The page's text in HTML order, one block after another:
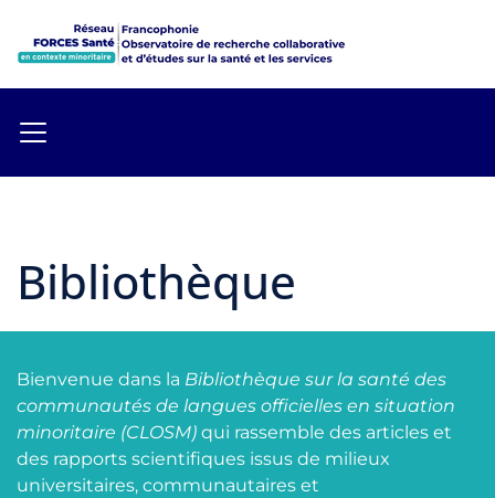
Bibliothèque
Bienvenue dans la Bibliothèque sur la santé des
communautés de langues officielles en situation
minoritaire (CLOSM) qui rassemble des articles et
des rapports scientifiques issus de milieux
universitaires, communautaires et